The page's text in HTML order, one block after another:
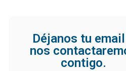
Déjanos tu
nos
contigo.